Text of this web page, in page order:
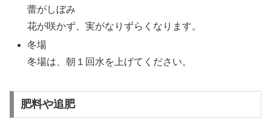
蕾がしぼみ
花が咲かず、実がなりずらくなります。
冬場
冬場は、朝１回水を上げてください。
肥料や追肥